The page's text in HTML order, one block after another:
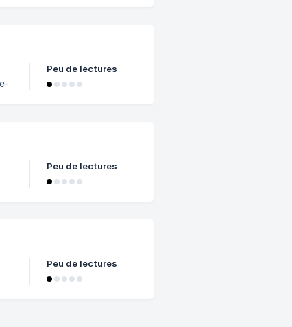
Peu de lectures
Peu de lectures
Peu de lectures